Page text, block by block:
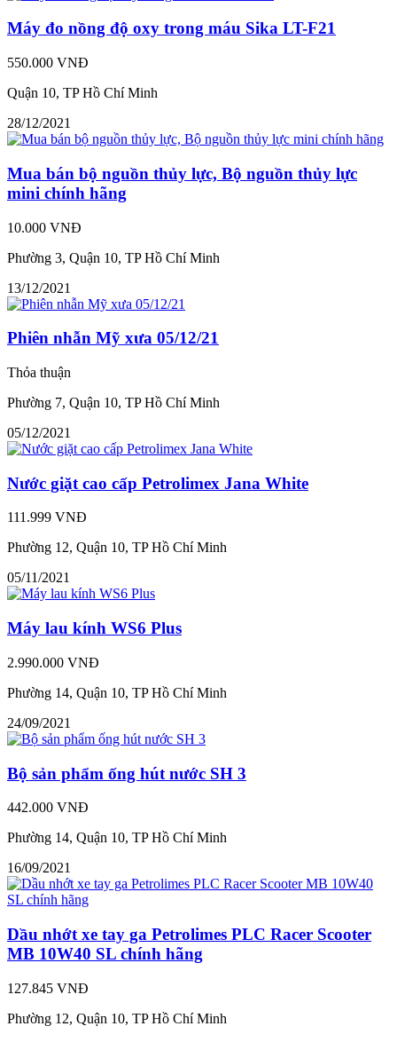
Máy đo nồng độ oxy trong máu Sika LT-F21
550.000 VNĐ
Quận 10, TP Hồ Chí Minh
28/12/2021
Mua bán bộ nguồn thủy lực, Bộ nguồn thủy lực
mini chính hãng
10.000 VNĐ
Phường 3, Quận 10, TP Hồ Chí Minh
13/12/2021
Phiên nhẫn Mỹ xưa 05/12/21
Thỏa thuận
Phường 7, Quận 10, TP Hồ Chí Minh
05/12/2021
Nước giặt cao cấp Petrolimex Jana White
111.999 VNĐ
Phường 12, Quận 10, TP Hồ Chí Minh
05/11/2021
Máy lau kính WS6 Plus
2.990.000 VNĐ
Phường 14, Quận 10, TP Hồ Chí Minh
24/09/2021
Bộ sản phẩm ống hút nước SH 3
442.000 VNĐ
Phường 14, Quận 10, TP Hồ Chí Minh
16/09/2021
Dầu nhớt xe tay ga Petrolimes PLC Racer Scooter
MB 10W40 SL chính hãng
127.845 VNĐ
Phường 12, Quận 10, TP Hồ Chí Minh